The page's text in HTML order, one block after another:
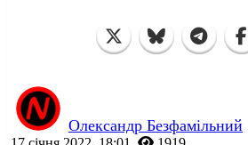
Олександр Безфамільний